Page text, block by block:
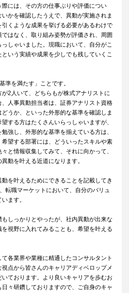
には、その方の仕事ぶりや評価につい
かを確認したうえで、異動が実施されま
くような成果を挙げる必要があるわけで
はなく、取り組み姿勢が評価され、周囲
しゃいました。現職において、自分がこ
いう実績や成果を少しでも残していくこ
準を満たす」ことです。
2人いて、どちらもが株式アナリストに
人事異動担当者は、証券アナリスト資格
うか、といった外形的な基準を確認しま
する方はたくさんいらっしゃいますが、
強し、外形的な基準を揃えている方は、
望する部署には、どういったスキルや素
と情報収集してみて、それに向かって、
動を叶える近道になります。
を叶えるためにできることを記載してき
転職マーケットにおいて、自分のバリュ
ます。
しっかりとやったが、社内異動が出来な
視野に入れてみることも、希望を叶える
各業界や業種に精通したコンサルタント
点から皆さんのキャリアディベロップメ
ております。より良いキャリアを歩むお
々研鑽しておりますので、ご自身のキャ